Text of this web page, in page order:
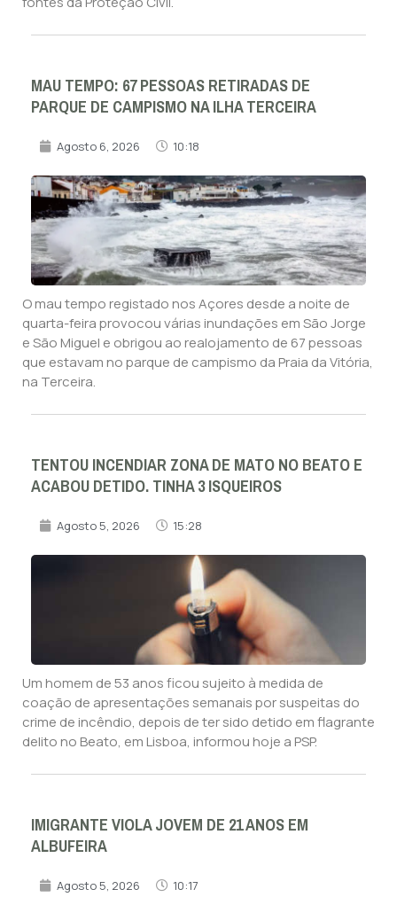
MAU TEMPO: 67 PESSOAS RETIRADAS DE
PARQUE DE CAMPISMO NA ILHA TERCEIRA
Agosto 6, 2026 10:18
O mau tempo registado nos Açores desde a noite de
quarta-feira provocou várias inundações em São Jorge
e São Miguel e obrigou ao realojamento de 67 pessoas
que estavam no parque de campismo da Praia da Vitória,
na Terceira.
TENTOU INCENDIAR ZONA DE MATO NO BEATO E
ACABOU DETIDO. TINHA 3 ISQUEIROS
Agosto 5, 2026 15:28
Um homem de 53 anos ficou sujeito à medida de
coação de apresentações semanais por suspeitas do
crime de incêndio, depois de ter sido detido em flagrante
delito no Beato, em Lisboa, informou hoje a PSP.
IMIGRANTE VIOLA JOVEM DE 21 ANOS EM
ALBUFEIRA
Agosto 5, 2026 10:17